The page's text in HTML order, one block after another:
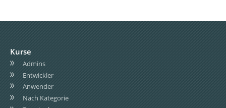
Kurse
Admins
Entwickler
Anwender
Nach Kategorie